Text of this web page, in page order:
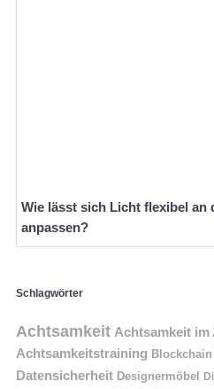
Wie lässt sich Licht flexibel an
anpassen?
Schlagwörter
Achtsamkeit Achtsamkeit im
Achtsamkeitstraining
Datensicherheit Designermöbel